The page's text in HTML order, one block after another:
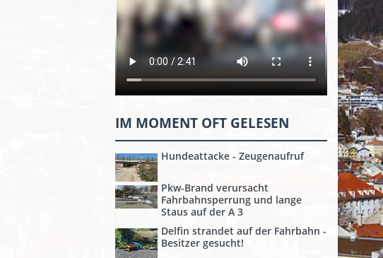
IM MOMENT OFT GELESEN
Hundeattacke - Zeugenaufruf
Pkw-Brand verursacht
Fahrbahnsperrung und lange
Staus auf der A 3
Delfin strandet auf der Fahrbahn -
Besitzer gesucht!